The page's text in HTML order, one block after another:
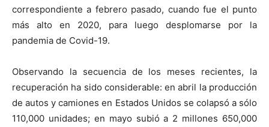
correspondiente a febrero pasado, cuando fue el punto
más alto en 2020, para luego desplomarse por la
pandemia de Covid-19.
Observando la secuencia de los meses recientes, la
recuperación ha sido considerable: en abril la producción
de autos y camiones en Estados Unidos se colapsó a sólo
110,000 unidades; en mayo subió a 2 millones 650,000